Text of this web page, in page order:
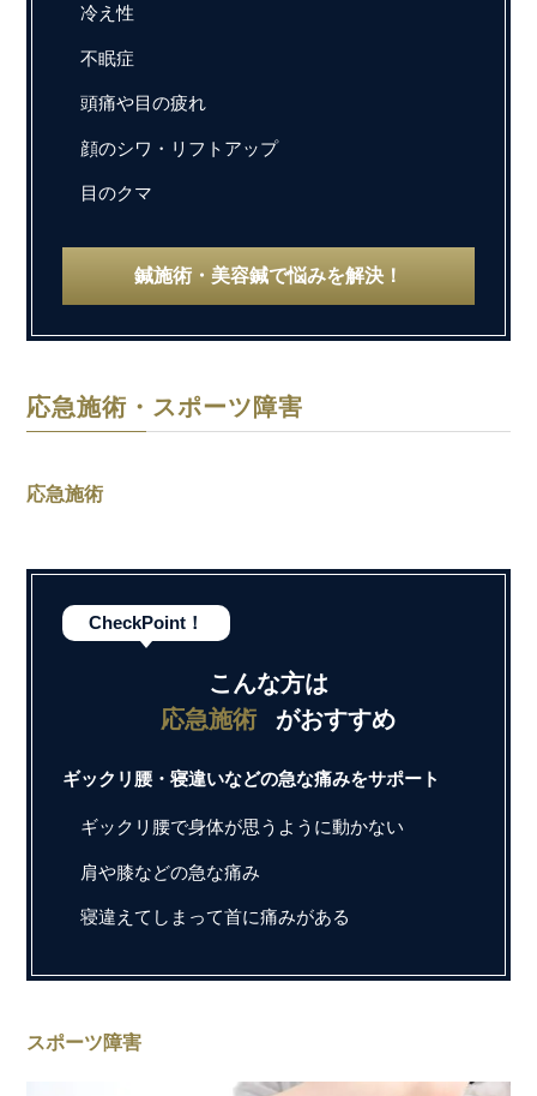
冷え性
不眠症
頭痛や目の疲れ
顔のシワ・リフトアップ
目のクマ
鍼施術・美容鍼で悩みを解決！
応急施術・スポーツ障害
応急施術
CheckPoint！
こんな方は
応急施術
がおすすめ
ギックリ腰・寝違いなどの急な痛みをサポート
ギックリ腰で身体が思うように動かない
肩や膝などの急な痛み
寝違えてしまって首に痛みがある
スポーツ障害